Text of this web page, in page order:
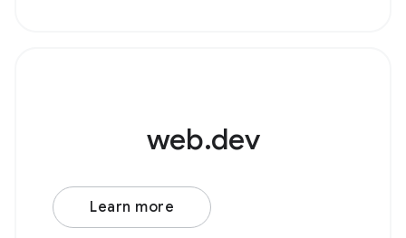
web.dev
Learn more